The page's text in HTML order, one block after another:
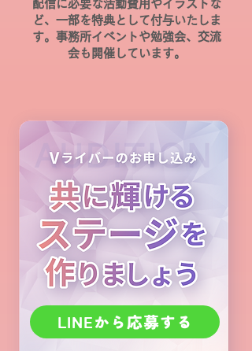
配信に必要な活動費用やイラストな
ど、一部を特典として付与いたしま
す。 事務所イベントや勉強会、交流
会も開催しています。
LINEから応募する